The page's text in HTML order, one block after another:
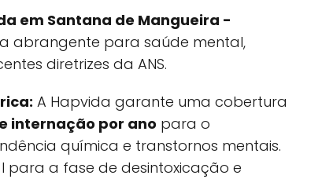
em Santana de Mangueira -
abrangente para saúde mental,
diretrizes da ANS.
A Hapvida garante uma cobertura
internação por ano para o
química e transtornos mentais.
para a fase de desintoxicação e